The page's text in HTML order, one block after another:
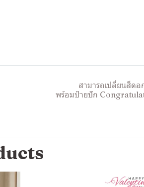
สามารถเปลี่ยนสีด
พร้อมป้ายปัก